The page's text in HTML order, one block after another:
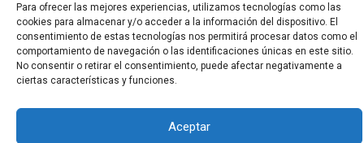
Para ofrecer las mejores experiencias, utilizamos tecnologías como las
cookies para almacenar y/o acceder a la información del dispositivo. El
consentimiento de estas tecnologías nos permitirá procesar datos como el
comportamiento de navegación o las identificaciones únicas en este sitio.
No consentir o retirar el consentimiento, puede afectar negativamente a
ciertas características y funciones.
Aceptar
Todos los derechos © 2026 El Funerario Digital | Funciona